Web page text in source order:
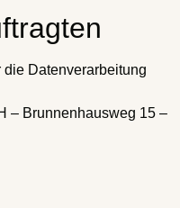
Datenverarbeitung
– Brunnenhausweg 15 –